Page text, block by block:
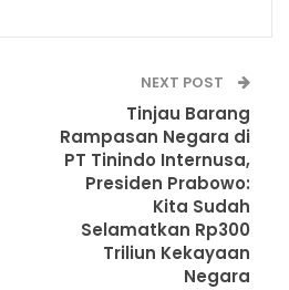
NEXT POST
Tinjau Barang
Rampasan Negara di
PT Tinindo Internusa,
Presiden Prabowo:
Kita Sudah
Selamatkan Rp300
Triliun Kekayaan
Negara